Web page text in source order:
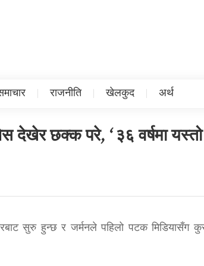
राजनीति खेलकुद अर्थ
देखेर छक्क परे, ‘३६ वर्षमा यस्तो
सुरु हुन्छ र जर्मनले पहिलो पटक मिडियासँग